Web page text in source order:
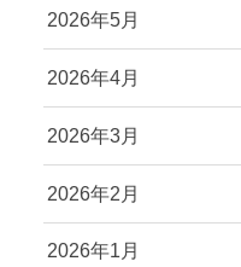
2026年5月
2026年4月
2026年3月
2026年2月
2026年1月